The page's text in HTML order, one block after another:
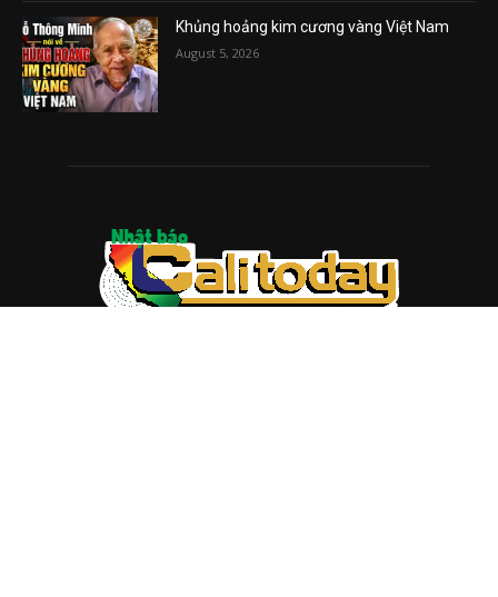
Khủng hoảng kim cương vàng Việt Nam
August 5, 2026